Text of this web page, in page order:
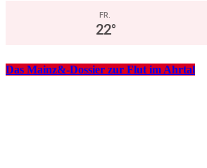
FR.
22°
Das Mainz&-Dossier zur Flut im Ahrtal